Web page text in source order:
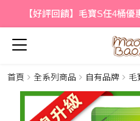
【好評回饋】毛寶S任4桶
簡介 內容
首頁 全系列商品 自有品牌 毛